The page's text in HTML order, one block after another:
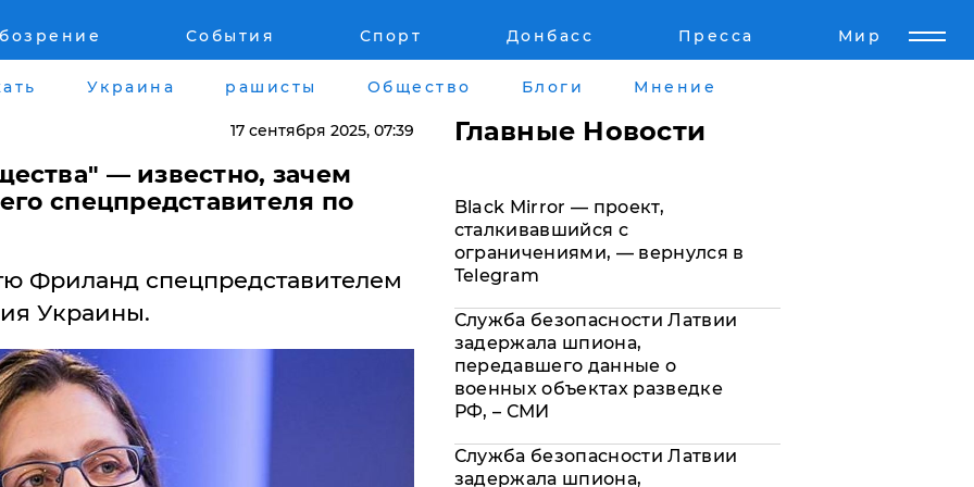
События Спорт Донбасс Пресса Мир
Война на Донбассе и в Крыму
"ЛНР"
Оккупация Крыма
Новости Крыма
Донбасс
Армия Украины
Лайф стайл
Помощь проекту
Стиль Диалога
Шоу-биз
Пресс-релизы
Украина рашисты Общество Блоги Мнение
17 сентября 2025, 07:39
— известно, зачем
спецпредставителя по
Фриланд спецпредставителем
Украины.
Главные Новости
Black Mirror — проект,
сталкивавшийся с
ограничениями, — вернулся в
Telegram
Служба безопасности Латвии
задержала шпиона,
передавшего данные о
военных объектах разведке
РФ, – СМИ
Служба безопасности Латвии
задержала шпиона,